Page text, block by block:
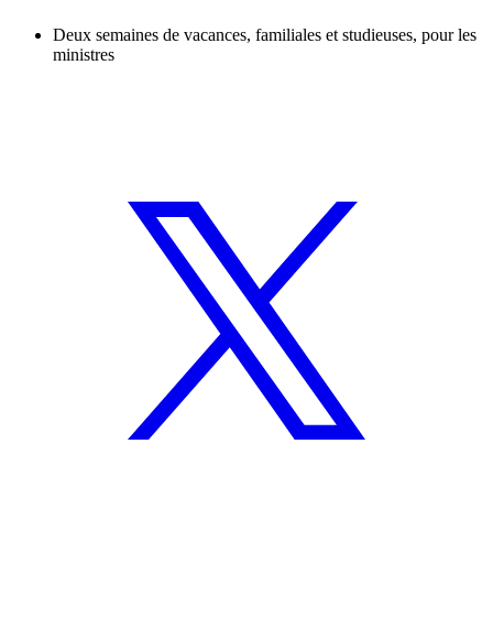
Deux semaines de vacances, familiales et studieuses, pour les
ministres